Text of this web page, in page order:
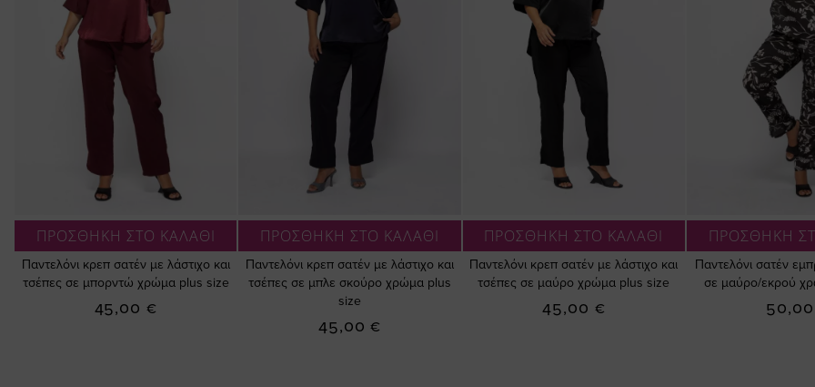
ΠΡΟΣΘΗΚΗ ΣΤΟ ΚΑΛΑΘΙ
Παντελόνι κρεπ σατέν με λάστιχο και
τσέπες σε μπορντώ χρώμα plus size
45,00 €
ΠΡΟΣΘΗΚΗ ΣΤΟ ΚΑΛΑΘΙ
Παντελόνι κρεπ σατέν με λάστιχο και
τσέπες σε μπλε σκούρο χρώμα plus
size
45,00 €
ΠΡΟΣΘΗΚΗ ΣΤΟ ΚΑΛΑΘΙ
Παντελόνι κρεπ σατέν με λάστιχο και
τσέπες σε μαύρο χρώμα plus size
45,00 €
ΠΡΟΣΘΗΚΗ
Παντελόνι σατέν
σε μαύρο/εκρού